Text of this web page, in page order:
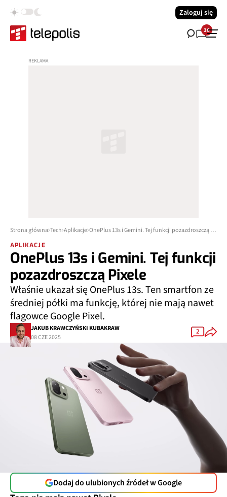
Zaloguj się
36
Strona główna Tech Aplikacje OnePlus 13s i Gemini. Tej funkcji pozazdroszczą Pixele
APLIKACJE
OnePlus 13s i Gemini. Tej funkcji
pozazdroszczą Pixele
Właśnie ukazał się OnePlus 13s. Ten smartfon ze
średniej półki ma funkcję, której nie mają nawet
flagowce Google Pixel.
JAKUB KRAWCZYŃSKI KUBAKRAW
08 CZE 2025
2
Dodaj do ulubionych źródeł w Google